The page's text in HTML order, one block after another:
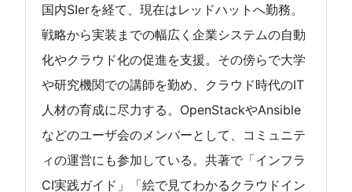
国内SIerを経て、現在はレッドハットへ勤務。
戦略から実装までの幅広く企業システムの自動
化やクラウド化の促進を支援。その傍らで大学
や研究機関での講師を勤め、クラウド時代のIT
人材の育成に尽力する。OpenStackやAnsible
などのユーザ会のメンバーとして、コミュニテ
ィの運営にも参加している。共著で「インフラ
CI実践ガイド」「絵で見てわかるクラウドイン